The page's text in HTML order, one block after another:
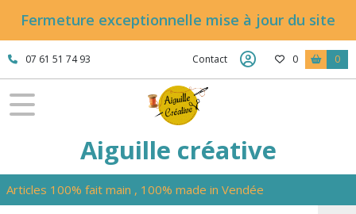
Fermeture exceptionnelle mise à jour du site
07 61 51 74 93 Contact 0 0
Aiguille créative
Articles 100% fait main , 100% made in Vendée